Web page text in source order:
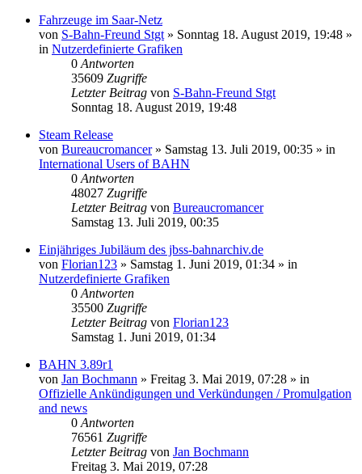
Fahrzeuge im Saar-Netz
von S-Bahn-Freund Stgt » Sonntag 18. August 2019, 19:48 »
in Nutzerdefinierte Grafiken
0 Antworten
35609 Zugriffe
Letzter Beitrag von S-Bahn-Freund Stgt
Sonntag 18. August 2019, 19:48
Steam Release
von Bureaucromancer» Samstag 13. Juli 2019, 00:35 » in
International Users of BAHN
0 Antworten
48027 Zugriffe
Letzter Beitrag von Bureaucromancer
Samstag 13. Juli 2019, 00:35
Einjähriges Jubiläum des jbss-bahnarchiv.de
von Florian123 » Samstag 1. Juni 2019, 01:34 » in
Nutzerdefinierte Grafiken
0 Antworten
35500 Zugriffe
Letzter Beitrag von Florian123
Samstag 1. Juni 2019, 01:34
BAHN 3.89r1
von Jan Bochmann » Freitag 3. Mai 2019, 07:28 » in
Offizielle Ankündigungen und Verkündungen / Promulgation
and news
0 Antworten
76561 Zugriffe
Letzter Beitrag von Jan Bochmann
Freitag 3. Mai 2019, 07:28